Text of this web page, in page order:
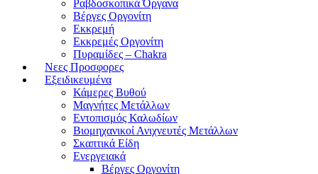
Ραβδοσκοπικά Όργανα
Βέργες Οργονίτη
Εκκρεμή
Εκκρεμές Οργονίτη
Πυραμίδες – Chakra
Νεες Προσφορες
Εξειδικευμένα
Κάμερες Βυθού
Μαγνήτες Μετάλλων
Εντοπισμός Καλωδίων
Βιομηχανικοί Ανιχνευτές Μετάλλων
Σκαπτικά Είδη
Ενεργειακά
Βέργες Οργονίτη